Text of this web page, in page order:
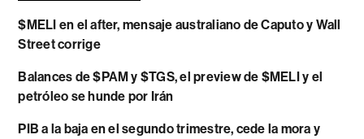
$MELI en el after, mensaje australiano de Caputo y Wall
Street corrige
Balances de $PAM y $TGS, el preview de $MELI y el
petróleo se hunde por Irán
PIB a la baja en el segundo trimestre, cede la mora y